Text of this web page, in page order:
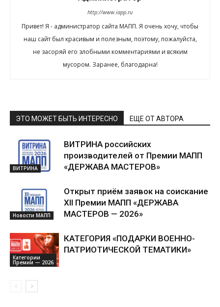
http://www.iapp.ru
Привет! Я - администратор сайта МАПП. Я очень хочу, чтобы
наш сайт был красивым и полезным, поэтому, пожалуйста,
не засоряй его злобными комментариями и всяким
мусором. Заранее, благодарна!
ЭТО МОЖЕТ БЫТЬ ИНТЕРЕСНО ЕЩЕ ОТ АВТОРА
ВИТРИНА
ВИТРИНА российских
производителей от Премии МАПП
«ДЕРЖАВА МАСТЕРОВ»
Новости МАПП
Открыт приём заявок на соискание
XII Премии МАПП «ДЕРЖАВА
МАСТЕРОВ — 2026»
Категории
Премии — 2026
КАТЕГОРИЯ «ПОДАРКИ ВОЕННО-
ПАТРИОТИЧЕСКОЙ ТЕМАТИКИ»